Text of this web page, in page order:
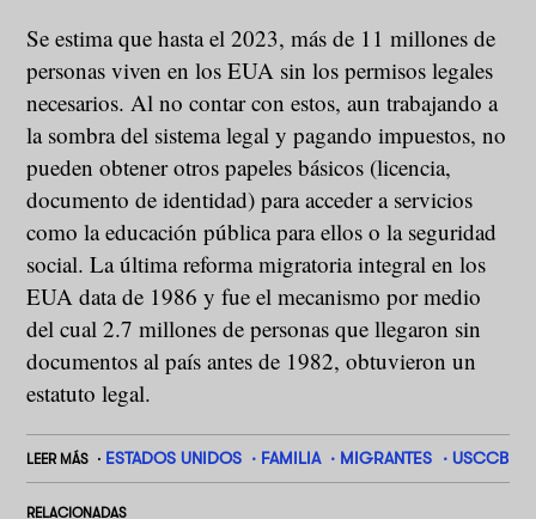
Se estima que hasta el 2023, más de 11 millones de
personas viven en los EUA sin los permisos legales
necesarios. Al no contar con estos, aun trabajando a
la sombra del sistema legal y pagando impuestos, no
pueden obtener otros papeles básicos (licencia,
documento de identidad) para acceder a servicios
como la educación pública para ellos o la seguridad
social. La última reforma migratoria integral en los
EUA data de 1986 y fue el mecanismo por medio
del cual 2.7 millones de personas que llegaron sin
documentos al país antes de 1982, obtuvieron un
estatuto legal.
LEER MÁS ESTADOS UNIDOS FAMILIA MIGRANTES USCCB
RELACIONADAS